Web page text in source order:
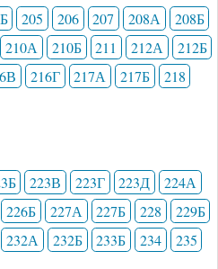
205 206 207 208А
208Б
210А 210Б 211 212А
212Б
216Г 217А 217Б
218
223В 223Г 223Д
224А
226Б 227А 227Б 228
229Б
232А 232Б 233Б 234 235